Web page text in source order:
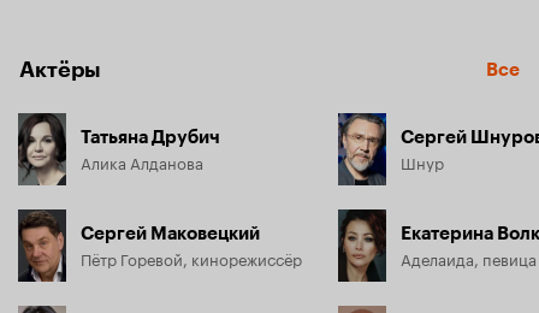
Актёры Все
Татьяна Друбич
Алика Алданова
Сергей Маковецкий
Пётр Горевой, кинорежиссёр
Сергей
Шнур
Екатерина
Аделаида, певица